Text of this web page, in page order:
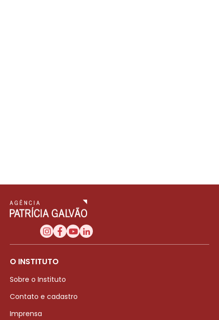
O INSTITUTO
Sobre o Instituto
Contato e cadastro
Imprensa